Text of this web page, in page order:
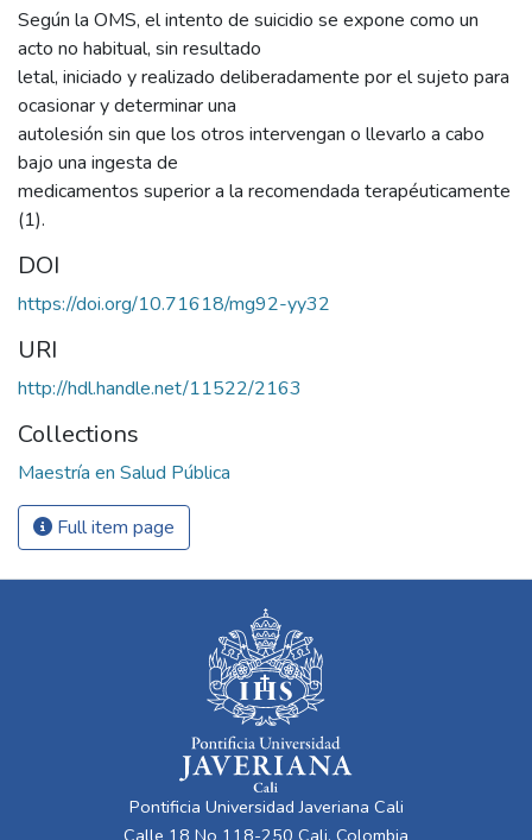
Según la OMS, el intento de suicidio se expone como un
acto no habitual, sin resultado
letal, iniciado y realizado deliberadamente por el sujeto para
ocasionar y determinar una
autolesión sin que los otros intervengan o llevarlo a cabo
bajo una ingesta de
medicamentos superior a la recomendada terapéuticamente
(1).
DOI
https://doi.org/10.71618/mg92-yy32
URI
http://hdl.handle.net/11522/2163
Collections
Maestría en Salud Pública
Full item page
Pontificia Universidad Javeriana Cali